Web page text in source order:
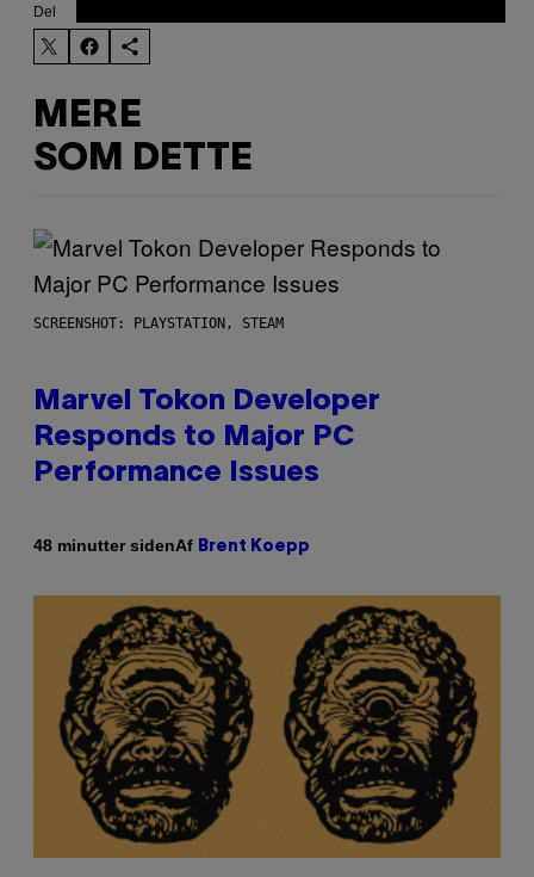
Del
MERE
SOM DETTE
SCREENSHOT: PLAYSTATION, STEAM
Marvel Tokon Developer
Responds to Major PC
Performance Issues
48 minutter sidenAf Brent Koepp